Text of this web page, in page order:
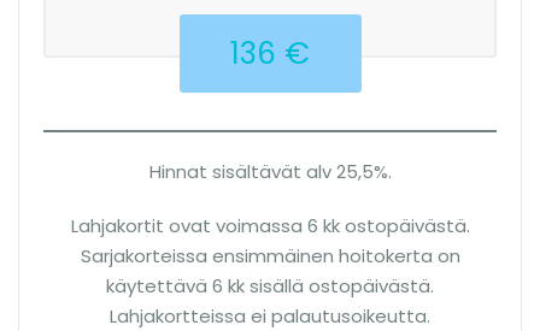
136 €
Hinnat sisältävät alv 25,5%.
Lahjakortit ovat voimassa 6 kk ostopäivästä.
Sarjakorteissa ensimmäinen hoitokerta on
käytettävä 6 kk sisällä ostopäivästä.
Lahjakortteissa ei palautusoikeutta.